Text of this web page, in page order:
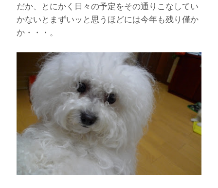
だか、とにかく日々の予定をその通りこなしてい
かないとまずいッと思うほどには今年も残り僅か
か・・・。